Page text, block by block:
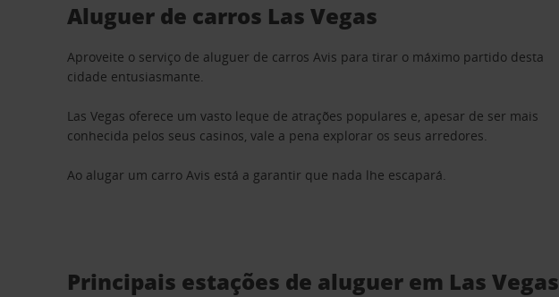
Aluguer de carros Las Vegas
Aproveite o serviço de aluguer de carros Avis para tirar o máximo partido desta
cidade entusiasmante.
Las Vegas oferece um vasto leque de atrações populares e, apesar de ser mais
conhecida pelos seus casinos, vale a pena explorar os seus arredores.
Ao alugar um carro Avis está a garantir que nada lhe escapará.
Principais estações de aluguer em Las Vegas